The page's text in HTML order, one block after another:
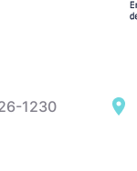
1230